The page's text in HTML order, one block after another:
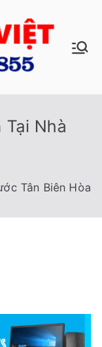
C
Tố
Sửa
Nhà
Việt
Tại Nhà
Tân Biên Hòa